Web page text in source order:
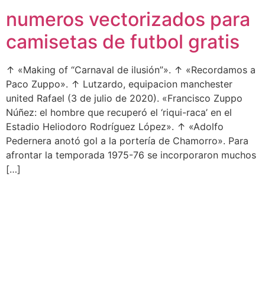
numeros vectorizados para
camisetas de futbol gratis
↑ «Making of “Carnaval de ilusión”». ↑ «Recordamos a
Paco Zuppo». ↑ Lutzardo, equipacion manchester
united Rafael (3 de julio de 2020). «Francisco Zuppo
Núñez: el hombre que recuperó el ‘riqui-raca’ en el
Estadio Heliodoro Rodríguez López». ↑ «Adolfo
Pedernera anotó gol a la portería de Chamorro». Para
afrontar la temporada 1975-76 se incorporaron muchos
[…]